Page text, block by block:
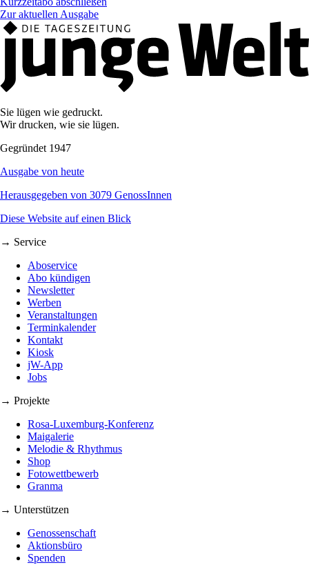
Zur aktuellen Ausgabe
Sie lügen wie gedruckt.
Wir drucken, wie sie lügen.
Gegründet 1947
Ausgabe von heute
Herausgegeben von 3079 GenossInnen
Diese Website auf einen Blick
→ Service
Aboservice
Abo kündigen
Newsletter
Werben
Veranstaltungen
Terminkalender
Kontakt
Kiosk
jW-App
Jobs
→ Projekte
Rosa-Luxemburg-Konferenz
Maigalerie
Melodie & Rhythmus
Shop
Fotowettbewerb
Granma
→ Unterstützen
Genossenschaft
Aktionsbüro
Spenden